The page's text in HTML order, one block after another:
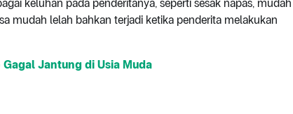
keluhan pada penderitanya, seperti sesak napas, mudah
mudah lelah bahkan terjadi ketika penderita melakukan
Jantung di Usia Muda